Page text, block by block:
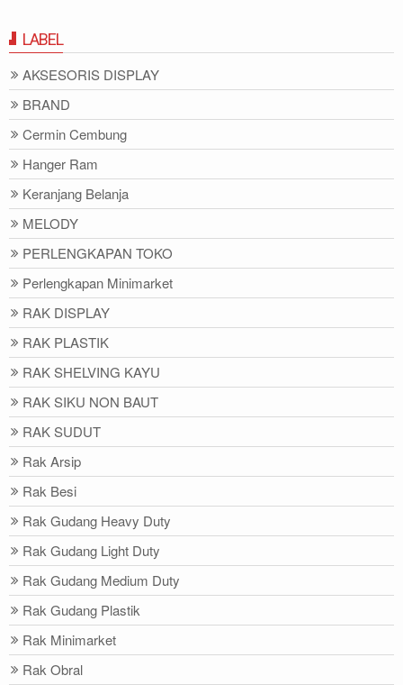
LABEL
AKSESORIS DISPLAY
BRAND
Cermin Cembung
Hanger Ram
Keranjang Belanja
MELODY
PERLENGKAPAN TOKO
Perlengkapan Minimarket
RAK DISPLAY
RAK PLASTIK
RAK SHELVING KAYU
RAK SIKU NON BAUT
RAK SUDUT
Rak Arsip
Rak Besi
Rak Gudang Heavy Duty
Rak Gudang Light Duty
Rak Gudang Medium Duty
Rak Gudang Plastik
Rak Minimarket
Rak Obral